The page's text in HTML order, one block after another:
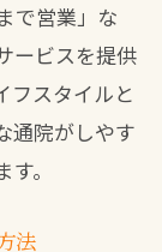
対応可能
由
由を解説
根本改善
ぶ方法
で営業」な
ービスを提供
フスタイルと
通院がしやす
。
法